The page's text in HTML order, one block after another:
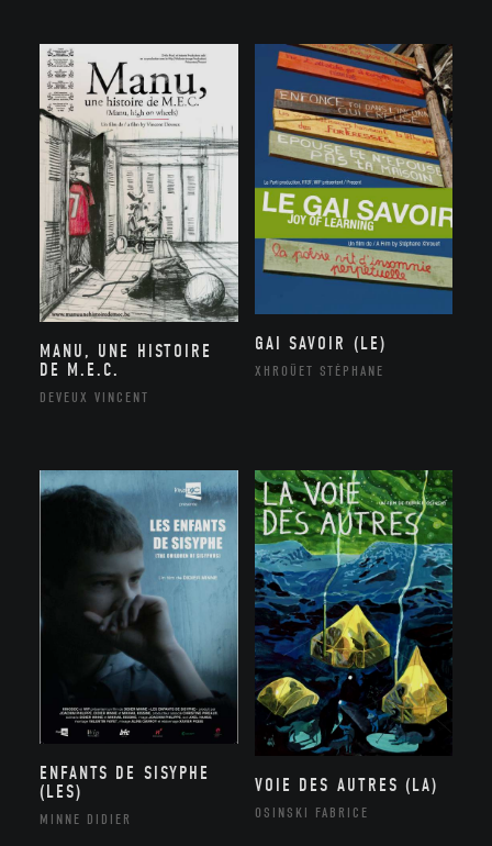
MANU, UNE HISTOIRE
DE M.E.C.
DEVEUX VINCENT
GAI SAVOIR (LE)
XHROÜET STÉPHANE
ENFANTS DE SISYPHE
(LES)
MINNE DIDIER
VOIE DES AUTRES (LA)
OSINSKI FABRICE